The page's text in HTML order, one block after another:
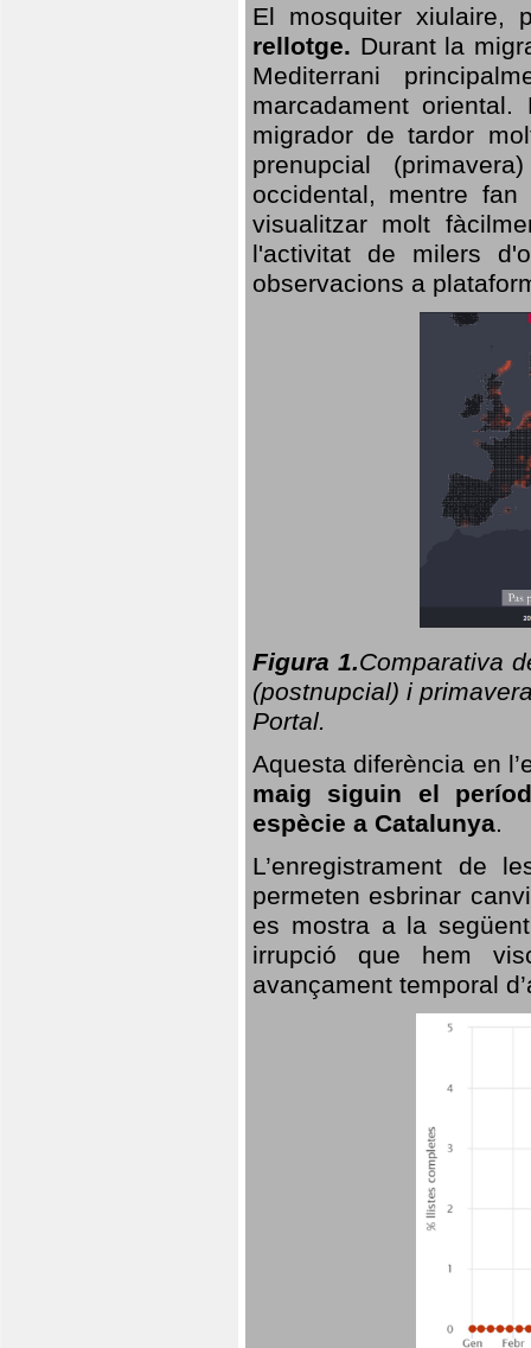
El mosquiter xiulaire,
rellotge. Durant la
Mediterrani
marcadament
migrador de tardor
prenupcial
occidental, mentre
visualitzar molt
l'activitat de milers
observacions a
Figura 1.Comparativa
(postnupcial) i
Portal.
Aquesta diferència en
maig siguin el
espècie a Catalunya.
L’enregistrament de
permeten esbrinar
es mostra a la
irrupció que hem
avançament temporal